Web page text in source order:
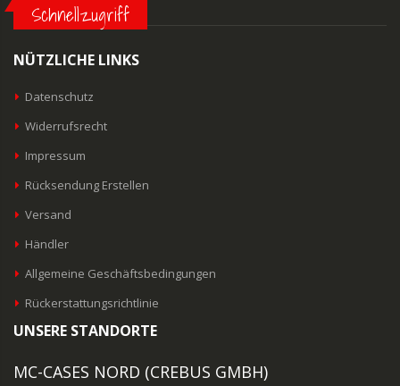
Schnellzugriff
NÜTZLICHE LINKS
Datenschutz
Widerrufsrecht
Impressum
Rücksendung Erstellen
Versand
Händler
Allgemeine Geschäftsbedingungen
Rückerstattungsrichtlinie
UNSERE STANDORTE
MC-CASES NORD (CREBUS GMBH)